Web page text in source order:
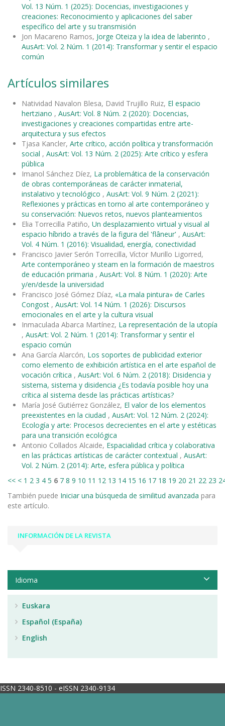
Vol. 13 Núm. 1 (2025): Docencias, investigaciones y
creaciones: Reconocimiento y aplicaciones del saber
específico del arte y su transmisión
Jon Macareno Ramos, Jorge Oteiza y la idea de laberinto ,
AusArt: Vol. 2 Núm. 1 (2014): Transformar y sentir el espacio
común
Artículos similares
Natividad Navalon Blesa, David Trujillo Ruiz, El espacio
hertziano , AusArt: Vol. 8 Núm. 2 (2020): Docencias,
investigaciones y creaciones compartidas entre arte-
arquitectura y sus efectos
Tjasa Kancler, Arte crítico, acción política y transformación
social , AusArt: Vol. 13 Núm. 2 (2025): Arte crítico y esfera
pública
Imanol Sánchez Díez, La problemática de la conservación
de obras contemporáneas de carácter inmaterial,
instalativo y tecnológico , AusArt: Vol. 9 Núm. 2 (2021):
Reflexiones y prácticas en torno al arte contemporáneo y
su conservación: Nuevos retos, nuevos planteamientos
Elia Torrecilla Patiño, Un desplazamiento virtual y visual al
espacio híbrido a través de la figura del 'flâneur' , AusArt:
Vol. 4 Núm. 1 (2016): Visualidad, energía, conectividad
Francisco Javier Serón Torrecilla, Víctor Murillo Ligorred,
Arte contemporáneo y steam en la formación de maestros
de educación primaria , AusArt: Vol. 8 Núm. 1 (2020): Arte
y/en/desde la universidad
Francisco José Gómez Díaz, «La mala pintura» de Carles
Congost , AusArt: Vol. 14 Núm. 1 (2026): Discursos
emocionales en el arte y la cultura visual
Inmaculada Abarca Martínez, La representación de la utopía
, AusArt: Vol. 2 Núm. 1 (2014): Transformar y sentir el
espacio común
Ana García Alarcón, Los soportes de publicidad exterior
como elemento de exhibición artística en el arte español de
vocación crítica , AusArt: Vol. 6 Núm. 2 (2018): Disidencia y
sistema, sistema y disidencia ¿Es todavía posible hoy una
crítica al sistema desde las prácticas artísticas?
María José Gutiérrez González, El valor de los elementos
preexistentes en la ciudad , AusArt: Vol. 12 Núm. 2 (2024):
Ecología y arte: Procesos decrecientes en el arte y estéticas
para una transición ecológica
Antonio Collados Alcaide, Espacialidad crítica y colaborativa
en las prácticas artísticas de carácter contextual , AusArt:
Vol. 2 Núm. 2 (2014): Arte, esfera pública y política
<< < 1 2 3 4 5 6 7 8 9 10 11 12 13 14 15 16 17 18 19 20 21 22 23
También puede Iniciar una búsqueda de similitud avanzada para
este artículo.
INFORMACIÓN DE LA REVISTA
Idioma
Euskara
Español (España)
English
ISSN 2340-8510 - eISSN 2340-9134